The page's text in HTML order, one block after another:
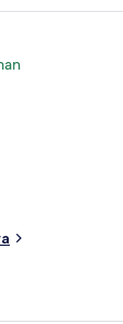
meja kerjaSeprai